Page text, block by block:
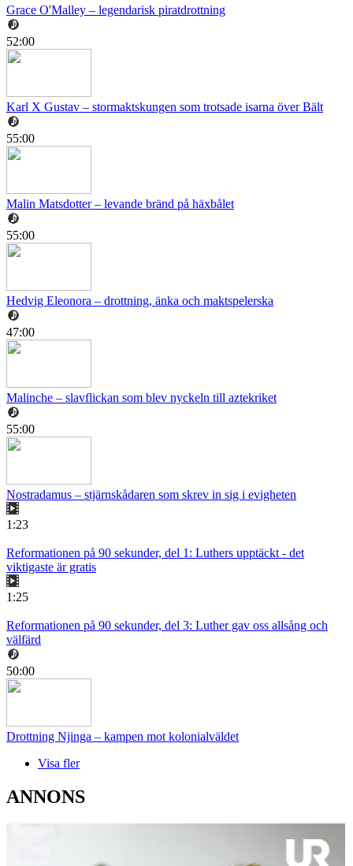
Grace O'Malley – legendarisk piratdrottning
52:00
Karl X Gustav – stormaktskungen som trotsade isarna över Bält
55:00
Malin Matsdotter – levande bränd på häxbålet
55:00
Hedvig Eleonora – drottning, änka och maktspelerska
47:00
Malinche – slavflickan som blev nyckeln till aztekriket
55:00
Nostradamus – stjärnskådaren som skrev in sig i evigheten
1:23
Reformationen på 90 sekunder, del 1: Luthers upptäckt - det
viktigaste är gratis
1:25
Reformationen på 90 sekunder, del 3: Luther gav oss allsång och
välfärd
50:00
Drottning Njinga – kampen mot kolonialväldet
Visa fler
ANNONS